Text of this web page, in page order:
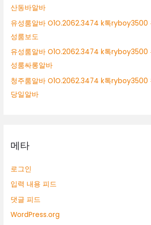
산동바알바
유성룸알바 O1O.2062.3474 k톡ryboy3500
성룸보도
유성룸알바 O1O.2062.3474 k톡ryboy3500
성룸싸롱알바
청주룸알바 O1O.2062.3474 k톡ryboy3500
당일알바
메타
로그인
입력 내용 피드
댓글 피드
WordPress.org